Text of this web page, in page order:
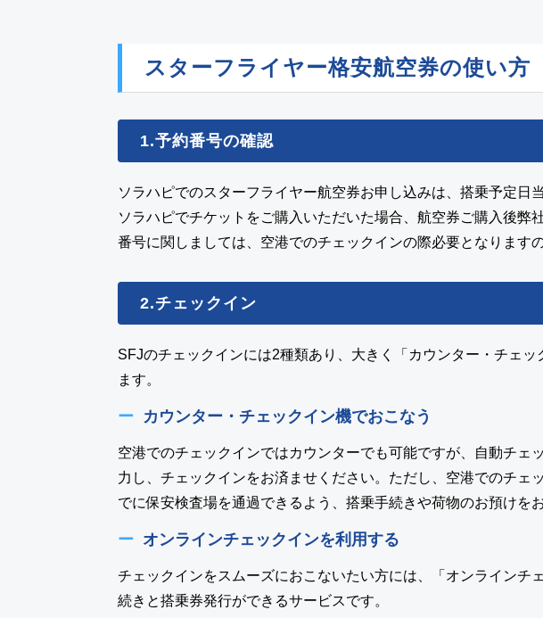
スターフライヤー格安航空券の使い方
1.予約番号の確認
ソラハピでのスターフライヤー航空券お申し込みは、搭乗予定日
ソラハピでチケットをご購入いただいた場合、航空券ご購入後
番号に関しましては、空港でのチェックインの際必要となります
2.チェックイン
SFJのチェックインには2種類あり、大きく「カウンター・チェ
ます。
カウンター・チェックイン機でおこなう
空港でのチェックインではカウンターでも可能ですが、自動チ
力し、チェックインをお済ませください。ただし、空港でのチェ
でに保安検査場を通過できるよう、搭乗手続きや荷物のお預けを
オンラインチェックインを利用する
チェックインをスムーズにおこないたい方には、「オンライン
続きと搭乗券発行ができるサービスです。